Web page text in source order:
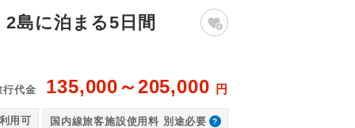
2島に泊まる5日間
行代金 135,000～205,000 円
用可 国内線旅客施設使用料 別途必要